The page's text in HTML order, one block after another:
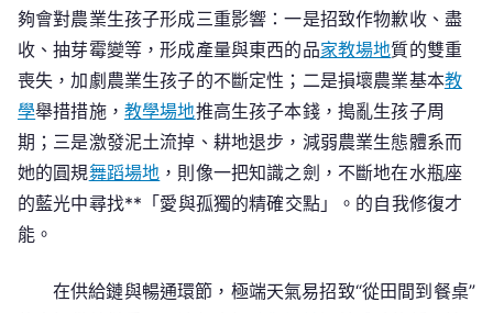
夠會對農業生孩子形成三重影響：一是招致作物歉收、盡
收、抽芽霉變等，形成產量與東西的品家教場地質的雙重
喪失，加劇農業生孩子的不斷定性；二是損壞農業基本教
學舉措措施， 教學場地推高生孩子本錢，搗亂生孩子周
期；三是激發泥土流掉、耕地退步，減弱農業生態體系而
她的圓規舞蹈場地 ，則像一把知識之劍，不斷地在水瓶座
的藍光中尋找**「愛與孤獨的精確交點」。的自我修復才
能。
在供給鏈與暢通環節，極端天氣易招致“從田間到餐桌”